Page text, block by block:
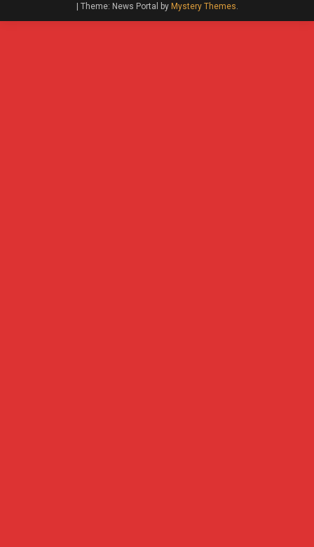
Theme: News Portal by Mystery Themes.